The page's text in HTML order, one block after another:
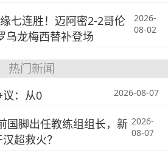
七连胜！迈阿密2-2哥伦
乌龙梅西替补登场
2026-
08-02
热门新闻
：从0 2026-08-07
国脚出任教练组组长，新
超救火？
2026-
08-07